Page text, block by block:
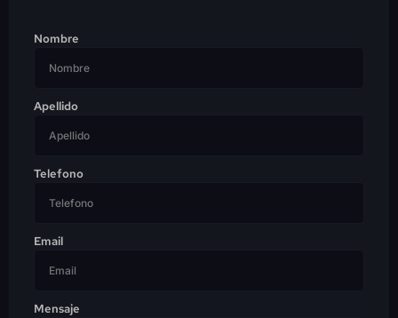
Nombre
Apellido
Telefono
Email
Mensaje